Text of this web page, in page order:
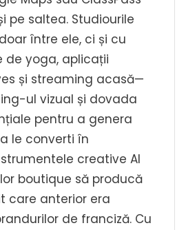
pe saltea. Studiourile
între ele, ci și cu
de yoga, aplicații
și streaming acasă—
ul vizual și dovada
pentru a genera
le converti în
creative AI
boutique să producă
care anterior era
de franciză. Cu